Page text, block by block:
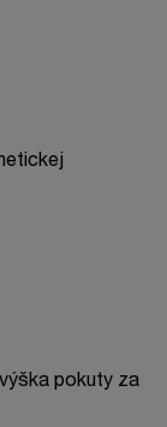
pokuty za